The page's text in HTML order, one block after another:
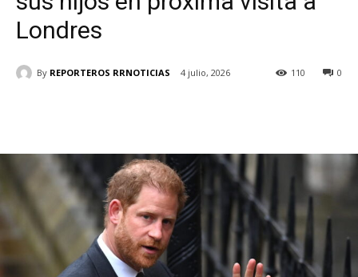
Londres
By REPORTEROS RRNOTICIAS 4 julio, 2026 0
110